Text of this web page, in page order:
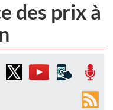
des prix à
TwitterYouTube
mobiles
Fils